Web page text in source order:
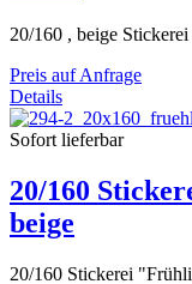
20/160 , beige
Preis auf Anfrage
Details
Sofort lieferbar
20/160
beige
20/160 Stickerei